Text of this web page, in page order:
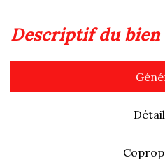
descriptif du bien